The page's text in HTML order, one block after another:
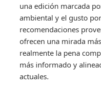
una edición marcada
ambiental y el gusto
recomendaciones
ofrecen una mirada
realmente la pena
más informado y
actuales.